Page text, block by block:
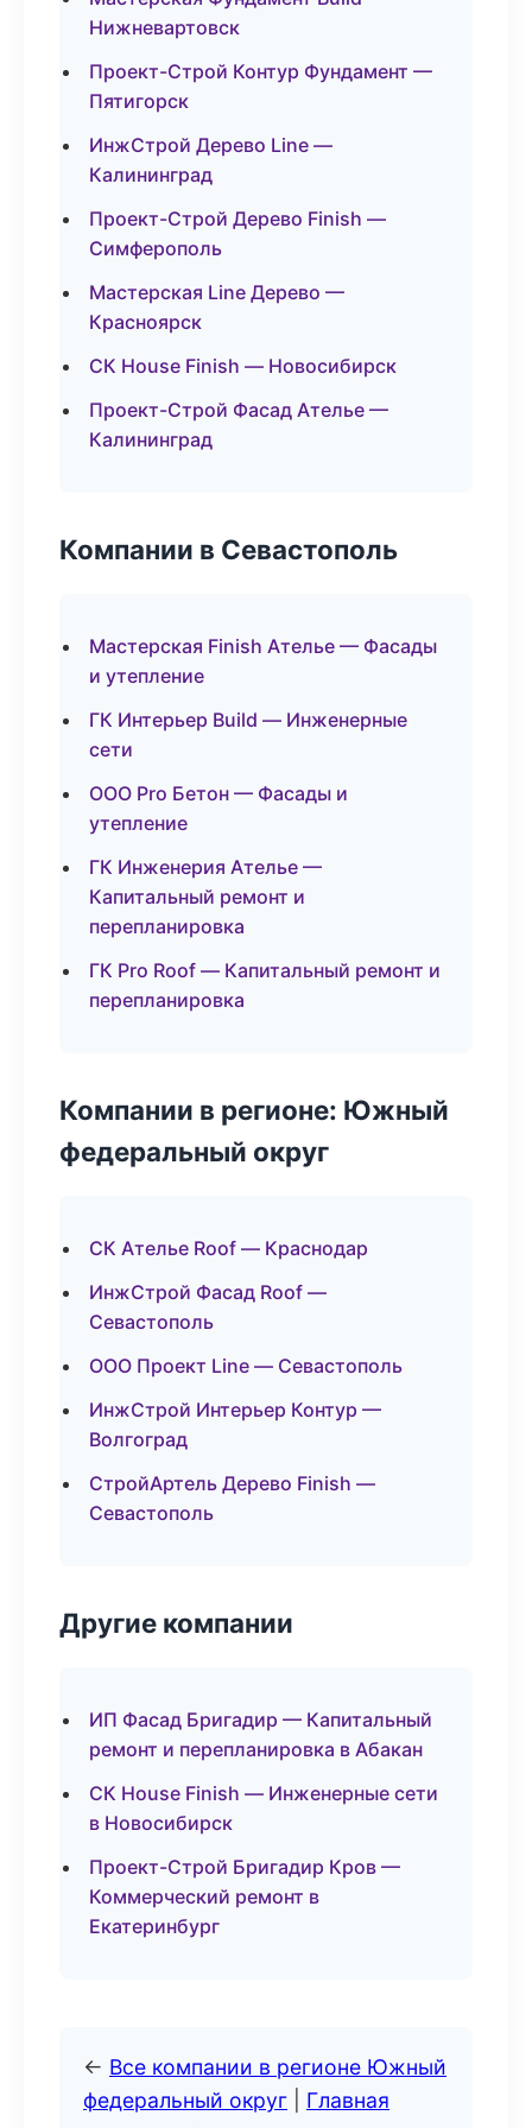
Нижневартовск
Проект-Строй Контур Фундамент —
Пятигорск
ИнжСтрой Дерево Line —
Калининград
Проект-Строй Дерево Finish —
Симферополь
Мастерская Line Дерево —
Красноярск
СК House Finish — Новосибирск
Проект-Строй Фасад Ателье —
Калининград
Компании в Севастополь
Мастерская Finish Ателье — Фасады
и утепление
ГК Интерьер Build — Инженерные
сети
ООО Pro Бетон — Фасады и
утепление
ГК Инженерия Ателье —
Капитальный ремонт и
перепланировка
ГК Pro Roof — Капитальный ремонт и
перепланировка
Компании в регионе: Южный
федеральный округ
СК Ателье Roof — Краснодар
ИнжСтрой Фасад Roof —
Севастополь
ООО Проект Line — Севастополь
ИнжСтрой Интерьер Контур —
Волгоград
СтройАртель Дерево Finish —
Севастополь
Другие компании
ИП Фасад Бригадир — Капитальный
ремонт и перепланировка в Абакан
СК House Finish — Инженерные сети
в Новосибирск
Проект-Строй Бригадир Кров —
Коммерческий ремонт в
Екатеринбург
← Все компании в регионе Южный
федеральный округ
Главная